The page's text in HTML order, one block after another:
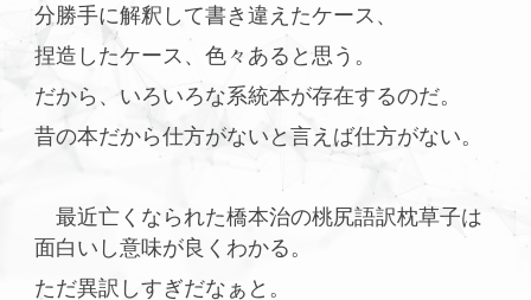
分勝手に解釈して書き違えたケース、
捏造したケース、色々あると思う。
だから、いろいろな系統本が存在するのだ。
昔の本だから仕方がないと言えば仕方がない。
最近亡くなられた橋本治の桃尻語訳枕草子は
面白いし意味が良くわかる。
ただ異訳しすぎだなぁと。